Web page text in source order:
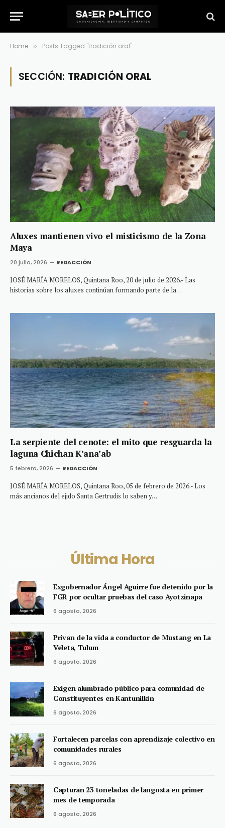
Home » Posts Tagged "tradición oral"
SECCIÓN: TRADICIÓN ORAL
Aluxes mantienen vivo el misticismo de la Zona
Maya
20 julio, 2026 REDACCIÓN
JOSÉ MARÍA MORELOS, Quintana Roo, 20 de julio de 2026.- Las
historias sobre los aluxes continúan formando parte de la…
La serpiente del cenote: el mito que resguarda la
laguna Chichan K’ana’ab
5 febrero, 2026 REDACCIÓN
JOSÉ MARÍA MORELOS, Quintana Roo, 05 de febrero de 2026.- Los
más ancianos del ejido Santa Gertrudis lo saben y…
Última Hora
Exgobernador Ángel Aguirre fue detenido por la
FGR por ocultar pruebas del caso Ayotzinapa
6 agosto, 2026
Privan de la vida a conductor de Mustang en La
Veleta, Tulum
6 agosto, 2026
Exigen alumbrado público para comunidad de
Constituyentes en Kantunilkín
6 agosto, 2026
Fortalecen parcelas con aprendizaje colectivo en
comunidades rurales
6 agosto, 2026
Capturan 23 toneladas de langosta en primer
mes de temporada
6 agosto, 2026